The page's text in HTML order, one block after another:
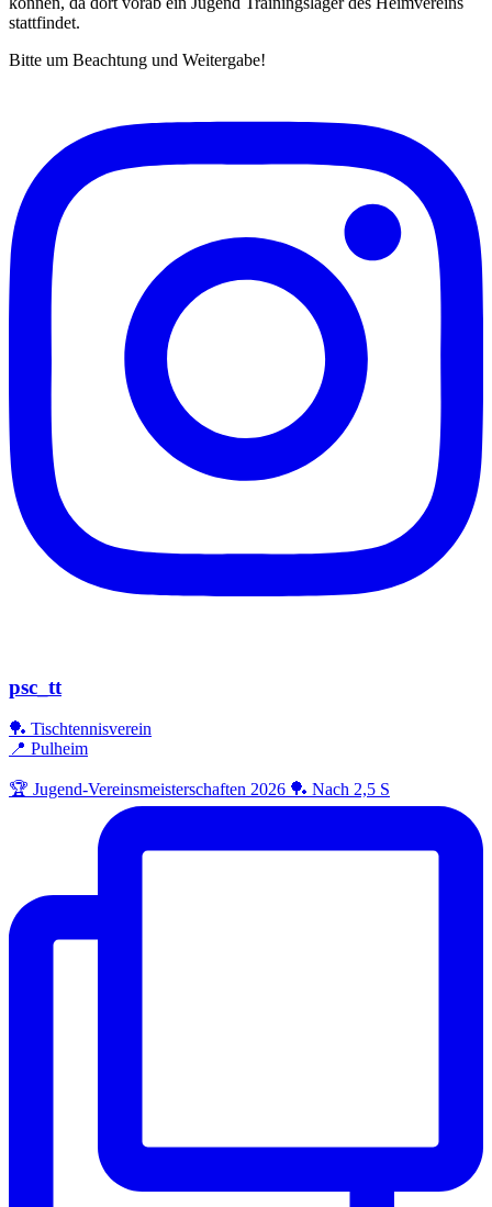
stattfindet.
Bitte um Beachtung und Weitergabe!
psc_tt
🏓 Tischtennisverein
📍 Pulheim
🏆 Jugend-Vereinsmeisterschaften 2026 🏓 Nach 2,5 S